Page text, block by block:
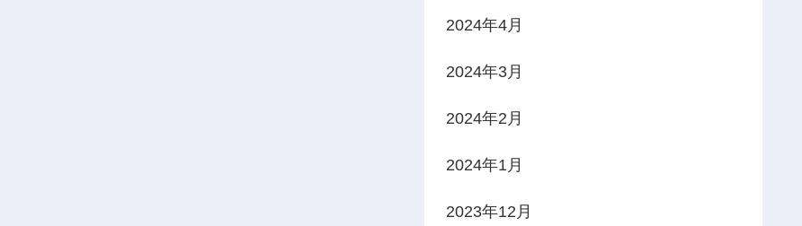
2024年4月
2024年3月
2024年2月
2024年1月
2023年12月